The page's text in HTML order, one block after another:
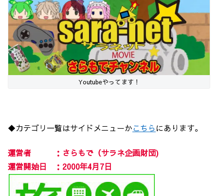
Youtubeやってます！
◆カテゴリ一覧はサイドメニューかこちら にあります。
運営者 ：さらもで（サラネ企画財団)
運営開始日 ：2000年4月7日